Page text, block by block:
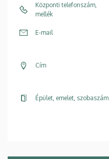
Központi telefonszám,
mellék
E-mail
Cím
Épület, emelet, szobaszám